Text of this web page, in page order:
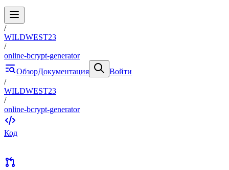
/
WILDWEST23
/
online-bcrypt-generator
ОбзорДокументация
Войти
/
WILDWEST23
/
online-bcrypt-generator
Код